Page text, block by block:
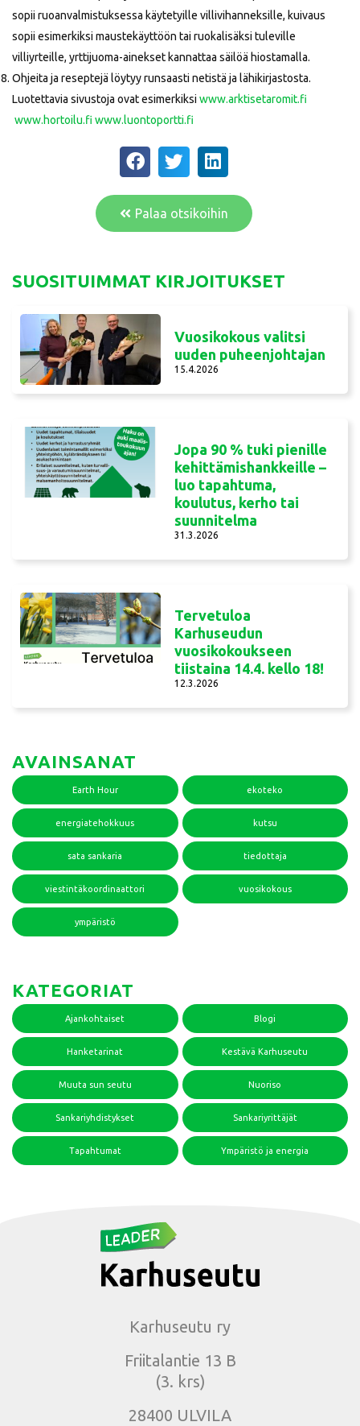
sopii ruoanvalmistuksessa käytetyille villivihanneksille, kuivaus
sopii esimerkiksi maustekäyttöön tai ruokalisäksi tuleville
villiyrteille, yrttijuoma-ainekset kannattaa säilöä hiostamalla.
Ohjeita ja reseptejä löytyy runsaasti netistä ja lähikirjastosta.
Luotettavia sivustoja ovat esimerkiksi www.arktisetaromit.fi
www.hortoilu.fi www.luontoportti.fi
Palaa otsikoihin
SUOSITUIMMAT KIRJOITUKSET
Vuosikokous valitsi
uuden puheenjohtajan
15.4.2026
Jopa 90 % tuki pienille
kehittämishankkeille –
luo tapahtuma,
koulutus, kerho tai
suunnitelma
31.3.2026
Tervetuloa
Karhuseudun
vuosikokoukseen
tiistaina 14.4. kello 18!
12.3.2026
AVAINSANAT
Earth Hour ekoteko
energiatehokkuus kutsu
sata sankaria tiedottaja
viestintäkoordinaattori vuosikokous
ympäristö
KATEGORIAT
Ajankohtaiset Blogi
Hanketarinat Kestävä Karhuseutu
Muuta sun seutu Nuoriso
Sankariyhdistykset Sankariyrittäjät
Tapahtumat Ympäristö ja energia
Karhuseutu ry
Friitalantie 13 B
(3. krs)
28400 ULVILA